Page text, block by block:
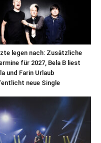
legen nach: Zusätzliche
für 2027, Bela B liest
und Farin Urlaub
neue Single